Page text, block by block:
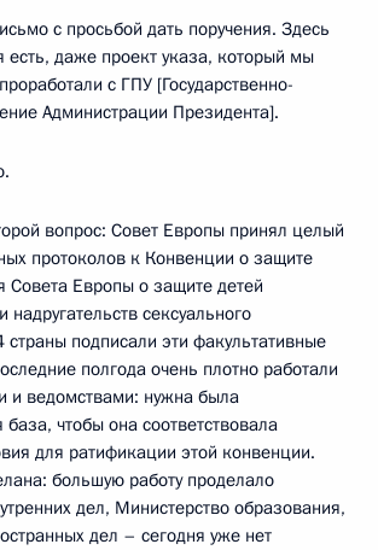
с просьбой дать поручения. Здесь
есть, даже проект указа, который мы
с ГПУ [Государственно-
Администрации Президента].
вопрос: Совет Европы принял целый
протоколов к Конвенции о защите
Совета Европы о защите детей
надругательств сексуального
страны подписали эти факультативные
полгода очень плотно работали
и ведомствами: нужна была
чтобы она соответствовала
для ратификации этой конвенции.
большую работу проделало
дел, Министерство образования,
дел – сегодня уже нет